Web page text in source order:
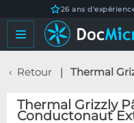
26 ans
Retour Thermal Grizzly -
Thermal Grizzly
Conductonaut